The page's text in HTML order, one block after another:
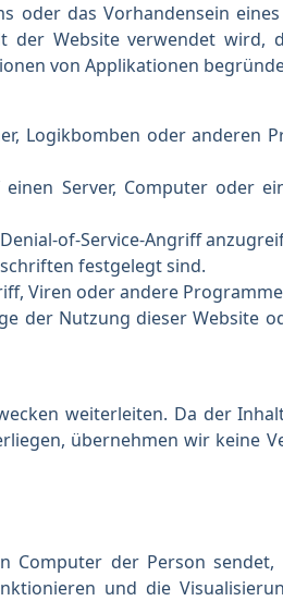
oder das Vorhandensein
der Website verwendet wird,
von Applikationen
Logikbomben oder anderen
Server, Computer oder
of-Service-Angriff
festgelegt sind.
Viren oder andere
der Nutzung dieser Website
weiterleiten. Da der
übernehmen wir keine
Computer der Person
und die